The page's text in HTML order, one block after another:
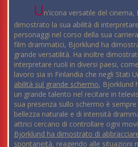
Un'icona versatile del cinema,
dimostrato la sua abilità di
personaggi nel corso della sua
film drammatici, Bjorklund ha
grande versatilità. Ha inoltre
interpretare ruoli in diversi paesi,
lavoro sia in Finlandia che negli Stati
abilità sul grande schermo, Bjorklund
un grande talento nel recitare in
sua presenza sullo schermo è
bellezza naturale e di intensità
attrici cercano di controllare ogni
Bjorklund ha dimostrato di
spontaneità, reagendo alle situazioni